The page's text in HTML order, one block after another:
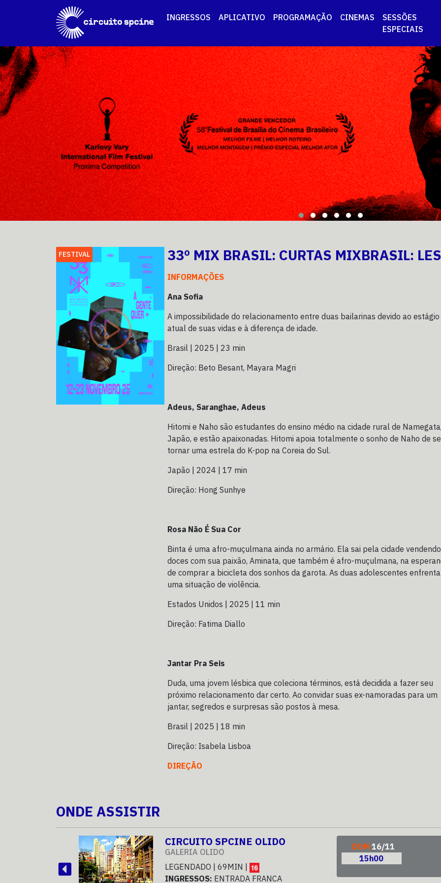
INGRESSOS APLICATIVO PROGRAMAÇÃO CINEMAS
SESSÕES
ESPECIAIS
FESTIVAL 33º MIX BRASIL: CURTAS MIXBRASIL:
INFORMAÇÕES
Ana Sofia
A impossibilidade do relacionamento entre duas bailarinas devido ao estágio
atual de suas vidas e à diferença de idade.
Brasil | 2025 | 23 min
Direção: Beto Besant, Mayara Magri
Adeus, Saranghae, Adeus
Hitomi e Naho são estudantes do ensino médio na cidade rural de
Japão, e estão apaixonadas. Hitomi apoia totalmente o sonho de Naho de se
tornar uma estrela do K-pop na Coreia do Sul.
Japão | 2024 | 17 min
Direção: Hong Sunhye
Rosa Não É Sua Cor
Binta é uma afro-muçulmana ainda no armário. Ela sai pela cidade vendendo
doces com sua paixão, Aminata, que também é afro-muçulmana, na
de comprar a bicicleta dos sonhos da garota. As duas adolescentes
uma situação de violência.
Estados Unidos | 2025 | 11 min
Direção: Fatima Diallo
Jantar Pra Seis
Duda, uma jovem lésbica que coleciona términos, está decidida a fazer seu
próximo relacionamento dar certo. Ao convidar suas ex-namoradas para um
jantar, segredos e surpresas são postos à mesa.
Brasil | 2025 | 18 min
Direção: Isabela Lisboa
DIREÇÃO
ONDE ASSISTIR
CIRCUITO SPCINE OLIDO
GALERIA OLIDO
LEGENDADO | 69MIN |
INGRESSOS: ENTRADA FRANCA
DOM 16/11
15h00